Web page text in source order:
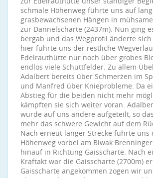
schmale Höhenweg führte uns auf
grasbewachsenen Hängen in
zur Dannelscharte (2437m). Nun ging
bergab und das Wegprofil änderte
hier führte uns der restliche
Edelrauthütte nur noch über grobes
endlos viele Schuttfelder. Zu allem
Adalbert bereits über Schmerzen im
und Manfred über Knieprobleme. Da
Abstieg für die beiden nicht mehr
kämpften sie sich weiter voran.
wurde auf uns andere aufgeteilt, so
mehr das schwere Gewicht auf dem
Nach erneut langer Strecke führte uns
Höhenweg vorbei am Biwak
hinauf in Richtung Gaisscharte. Nach
Kraftakt war die Gaisscharte (2700m)
Gaisscharte angekommen zogen wir